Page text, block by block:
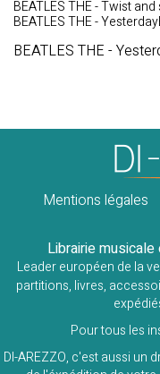
BEATLES THE - Twist
BEATLES THE -
BEATLES THE -
Mentions légales
Librairie
Leader européen de la
partitions, livres,
Pour tous les
DI-AREZZO, c'est aussi un